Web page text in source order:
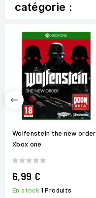
catégorie :
Wolfenstein the new order
Xbox one
6,99 €
En stock 1 Produits